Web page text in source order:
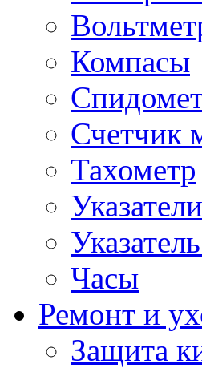
Компасы
Счетчик
Тахометр
Часы
Ремонт и
Защита